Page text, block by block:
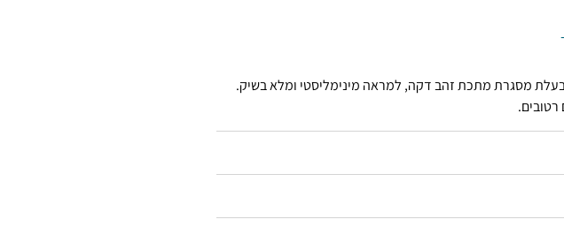
מסגרת מתכת זהב דקה, למראה מינימליסטי ומלא בשיק.